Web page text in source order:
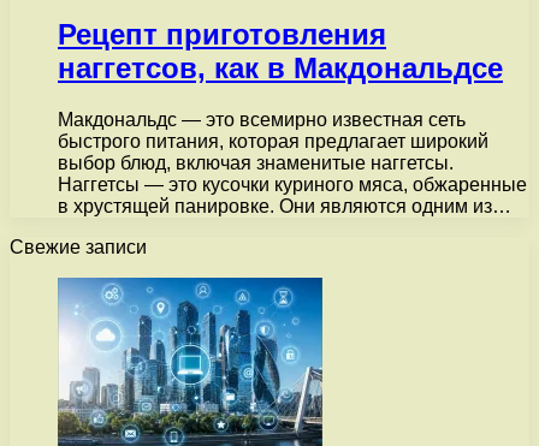
Рецепт приготовления
наггетсов, как в Макдональдсе
Макдональдс — это всемирно известная сеть
быстрого питания, которая предлагает широкий
выбор блюд, включая знаменитые наггетсы.
Наггетсы — это кусочки куриного мяса, обжаренные
в хрустящей панировке. Они являются одним из…
Свежие записи